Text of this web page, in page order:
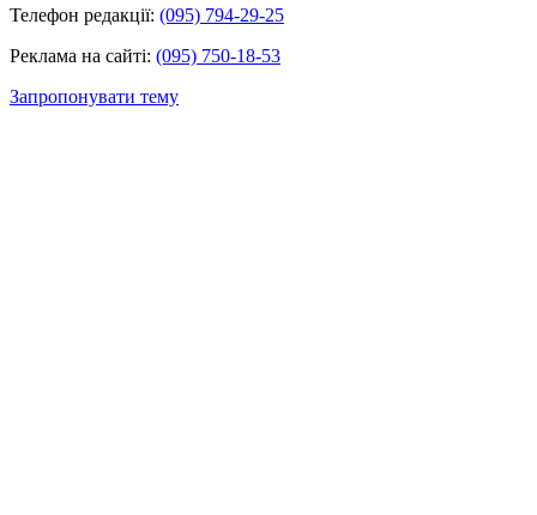
Телефон редакції: (095) 794-29-25
Реклама на сайті: (095) 750-18-53
Запропонувати тему